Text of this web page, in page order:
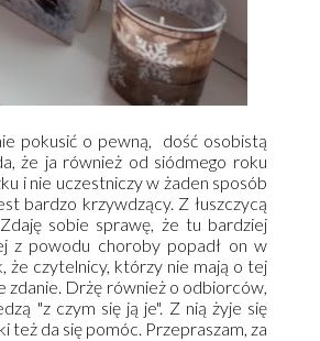
pokusić o pewną, dość osobistą
że ja również od siódmego roku
i nie uczestniczy w żaden sposób
bardzo krzywdzący. Z łuszczycą
sobie sprawę, że tu bardziej
z powodu choroby popadł on w
że czytelnicy, którzy nie mają o tej
zdanie. Drżę również o odbiorców,
"z czym się ją je". Z nią żyje się
da się pomóc. Przepraszam, za